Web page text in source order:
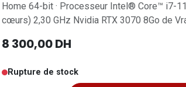
Home 64-bit · Processeur Intel® Core™ i7-
cœurs) 2,30 GHz Nvidia RTX 3070 8Go de
8 300,00DH
Rupture de stock